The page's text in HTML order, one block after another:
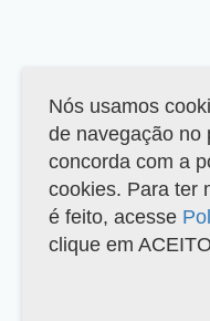
Nós usamos
de navegação no
concorda com a
cookies. Para ter
é feito, acesse
clique em